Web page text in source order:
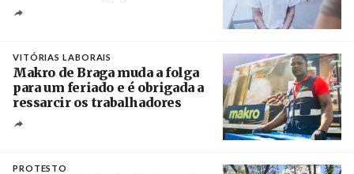
VITÓRIAS LABORAIS
Makro de Braga muda a folga
para um feriado e é obrigada a
ressarcir os trabalhadores
PROTESTO